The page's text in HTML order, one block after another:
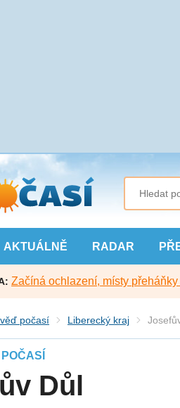
AKTUÁLNĚ RADAR
Začíná ochlazení, místy
počasí Liberecký kraj
Důl